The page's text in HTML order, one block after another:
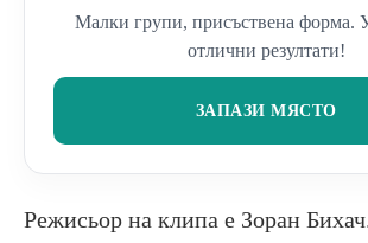
Малки групи, присъствена форма.
отлични резултати!
ЗАПАЗИ МЯСТО
Режисьор на клипа е Зоран